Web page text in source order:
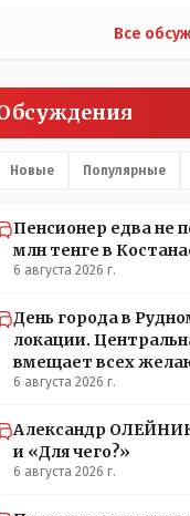
все равно меня Все
Новые Популярные
Пенсионер едва не
млн тенге в
6 августа 2026 г.
День города в
локации.
вмещает всех
6 августа 2026 г.
Александр
и «Для чего?»
6 августа 2026 г.